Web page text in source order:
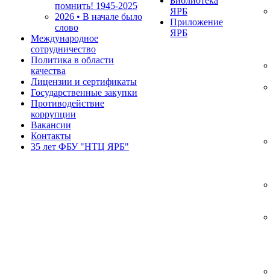
помнить! 1945-2025
2026 • В начале было
слово
Международное
сотрудничество
Политика в области
качества
Лицензии и сертификаты
Государственные закупки
Противодействие
коррупции
Вакансии
Контакты
35 лет ФБУ "НТЦ ЯРБ"
ЯРБ
Приложение
ЯРБ